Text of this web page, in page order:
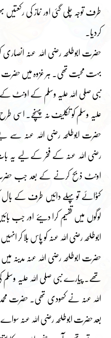
طرف توجہ چلی گئی اور نماز کی
کردیا۔
حضرت ابوطلحہ رضی اللہ عنہ انصاری
بہت محبت تھی۔ ہر غزوہ میں حضرت
نبی صلی اللہ علیہ وسلم کے اونٹ کے
علیہ وسلم کو تکلیف نہ پہنچے۔ اسی
حضرت ابوطلحہ رضی اللہ عنہ سے بے
رضی اللہ عنہ کے فخر کے لیے یہ
اونٹ ذبح کرنے کے بعد جب حضرت
کٹوائے تو پہلے دائیں طرف کے بال
لوگوں میں تقسیم کرا دیئے اور
ابوطلحہ رضی اللہ عنہ کو پاس بلا کر
حضرت ابوطلحہ رضی اللہ عنہ مدینہ
تھے۔ پیارے نبی صلی اللہ علیہ
اللہ عنہ نے کھودی تھی۔ حضرت
بعد حضرت ابوطلحہ رضی اللہ عنہ